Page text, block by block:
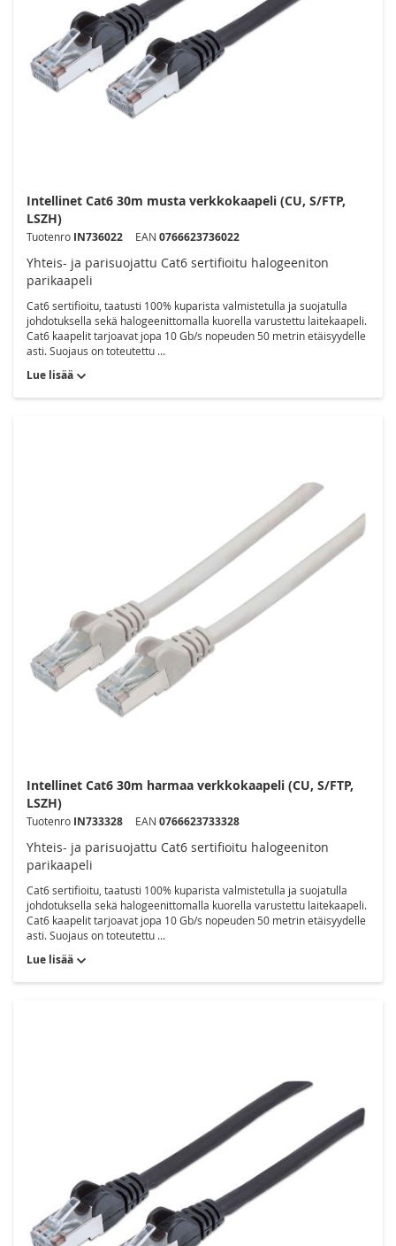
Intellinet Cat6 30m musta verkkokaapeli (CU, S/FTP,
LSZH)
Tuotenro IN736022 EAN 0766623736022
Yhteis- ja parisuojattu Cat6 sertifioitu halogeeniton
parikaapeli
Cat6 sertifioitu, taatusti 100% kuparista valmistetulla ja suojatulla
johdotuksella sekä halogeenittomalla kuorella varustettu laitekaapeli.
Cat6 kaapelit tarjoavat jopa 10 Gb/s nopeuden 50 metrin etäisyydelle
asti. Suojaus on toteutettu ...
Lue lisää
Intellinet Cat6 30m harmaa verkkokaapeli (CU, S/FTP,
LSZH)
Tuotenro IN733328 EAN 0766623733328
Yhteis- ja parisuojattu Cat6 sertifioitu halogeeniton
parikaapeli
Cat6 sertifioitu, taatusti 100% kuparista valmistetulla ja suojatulla
johdotuksella sekä halogeenittomalla kuorella varustettu laitekaapeli.
Cat6 kaapelit tarjoavat jopa 10 Gb/s nopeuden 50 metrin etäisyydelle
asti. Suojaus on toteutettu ...
Lue lisää